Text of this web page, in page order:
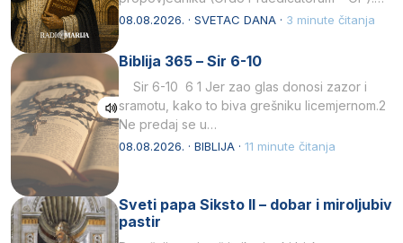
Svojim životom, dubokom ljubavlju prema
08.08.2026. · SVETAC DANA · 3 minute čitanja
Biblija 365 – Sir 6-10
Sir 6-10 6 1 Jer zao glas donosi zazor i
sramotu, kako to biva grešniku licemjernom.2
Ne predaj se u…
08.08.2026. · BIBLIJA · 11 minute čitanja
Sveti papa Siksto II – dobar i miroljubiv
pastir